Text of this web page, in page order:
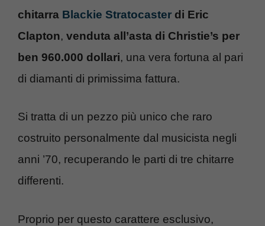
chitarra Blackie Stratocaster di Eric
Clapton, venduta all’asta di Christie’s per
ben 960.000 dollari, una vera fortuna al pari
di diamanti di primissima fattura.
Si tratta di un pezzo più unico che raro
costruito personalmente dal musicista negli
anni ’70, recuperando le parti di tre chitarre
differenti.
Proprio per questo carattere esclusivo,